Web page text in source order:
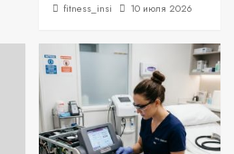
fitness_insi 10 июля 2026